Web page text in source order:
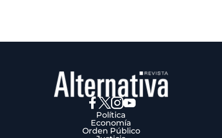
Política
Economía
Orden Público